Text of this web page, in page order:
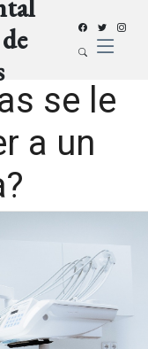
se le
a un